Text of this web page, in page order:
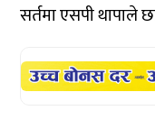
सर्तमा एसपी थापाले